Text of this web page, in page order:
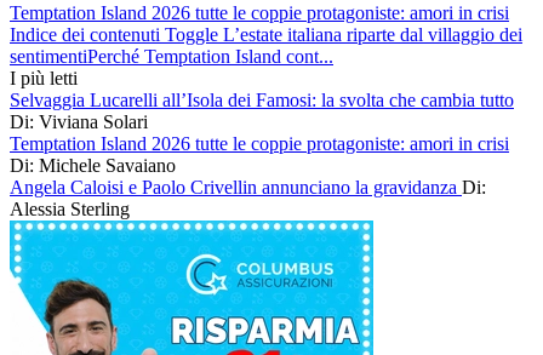
Temptation Island 2026 tutte le coppie protagoniste: amori in crisi
Indice dei contenuti Toggle L’estate italiana riparte dal villaggio dei
sentimentiPerché Temptation Island cont...
I più letti
Selvaggia Lucarelli all’Isola dei Famosi: la svolta che cambia tutto
Di: Viviana Solari
Temptation Island 2026 tutte le coppie protagoniste: amori in crisi
Di: Michele Savaiano
Angela Caloisi e Paolo Crivellin annunciano la gravidanza Di:
Alessia Sterling